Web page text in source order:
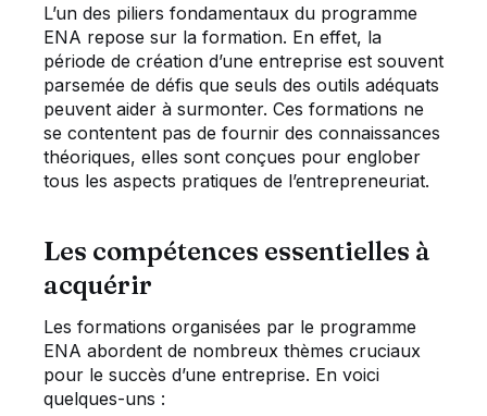
L’un des piliers fondamentaux du programme
ENA repose sur la formation. En effet, la
période de création d’une entreprise est souvent
parsemée de défis que seuls des outils adéquats
peuvent aider à surmonter. Ces formations ne
se contentent pas de fournir des connaissances
théoriques, elles sont conçues pour englober
tous les aspects pratiques de l’entrepreneuriat.
Les compétences essentielles à
acquérir
Les formations organisées par le programme
ENA abordent de nombreux thèmes cruciaux
pour le succès d’une entreprise. En voici
quelques-uns :